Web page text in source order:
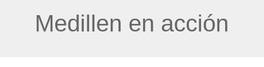
Medillen en acción